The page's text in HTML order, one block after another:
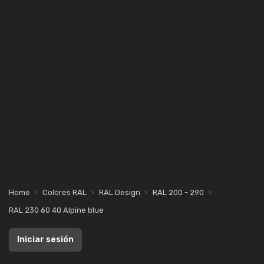
Home Colores RAL RAL Design
RAL 200 - 290
RAL 230 60 40 Alpine blue
Iniciar sesión